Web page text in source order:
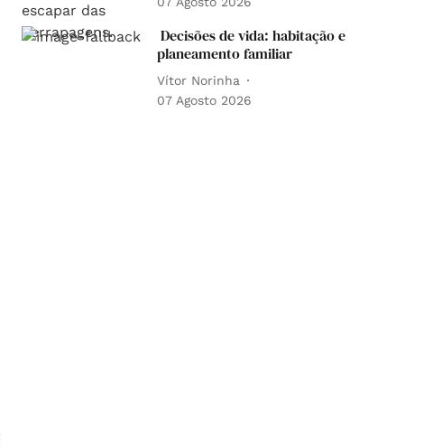
Decisões de vida: habitação e
planeamento familiar
Vítor Norinha
07 Agosto 2026